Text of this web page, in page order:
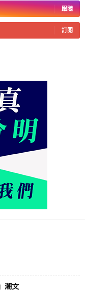
跟隨
訂閱
潮文